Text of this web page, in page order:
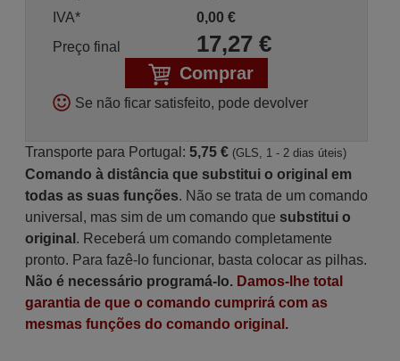
IVA*
0,00 €
Preço final
17,27€
Comprar
Se não ficar satisfeito, pode devolver
Transporte para Portugal: 5,75 € (GLS, 1 - 2 dias úteis)
Comando à distância que substitui o original em
todas as suas funções. Não se trata de um comando
universal, mas sim de um comando que substitui o
original . Receberá um comando completamente
pronto. Para fazê-lo funcionar, basta colocar as pilhas.
Não é necessário programá-lo. Damos-lhe total
garantia de que o comando cumprirá com as
mesmas funções do comando original.